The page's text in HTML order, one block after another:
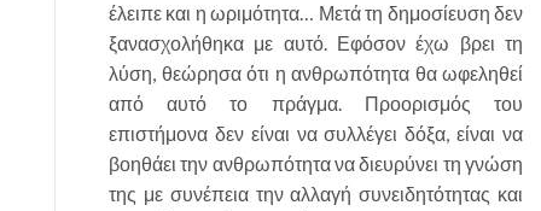
έλειπε και η ωριμότητα… Μετά τη δημοσίευση δεν
ξανασχολήθηκα με αυτό. Εφόσον έχω βρει τη
λύση, θεώρησα ότι η ανθρωπότητα θα ωφεληθεί
από αυτό το πράγμα. Προορισμός του
επιστήμονα δεν είναι να συλλέγει δόξα, είναι να
βοηθάει την ανθρωπότητα να διευρύνει τη γνώση
της με συνέπεια την αλλαγή συνειδητότητας και